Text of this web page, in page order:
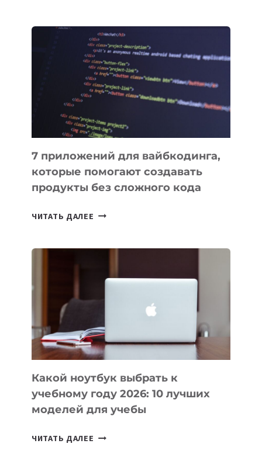
ПОЛЕЗНЫХ
ИНСТРУМЕНТОВ
ДЛЯ
РАБОТЫ
7 приложений для вайбкодинга,
которые помогают создавать
продукты без сложного кода
ЧИТАТЬ ДАЛЕЕ 7
ПОМОГАЮТ
СОЗДАВАТЬ
БЕЗ
СЛОЖНОГО
КОДА
Какой ноутбук выбрать к
учебному году 2026: 10 лучших
моделей для учебы
ЧИТАТЬ ДАЛЕЕ КАКОЙ